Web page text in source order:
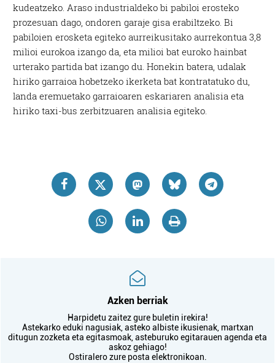
kudeatzeko. Araso industrialdeko bi pabiloi erosteko
prozesuan dago, ondoren garaje gisa erabiltzeko. Bi
pabiloien erosketa egiteko aurreikusitako aurrekontua 3,8
milioi eurokoa izango da, eta milioi bat euroko hainbat
urterako partida bat izango du. Honekin batera, udalak
hiriko garraioa hobetzeko ikerketa bat kontratatuko du,
landa eremuetako garraioaren eskariaren analisia eta
hiriko taxi-bus zerbitzuaren analisia egiteko.
Azken berriak
Harpidetu zaitez gure buletin irekira!
Astekarko eduki nagusiak, asteko albiste ikusienak, martxan
ditugun zozketa eta egitasmoak, asteburuko egitarauen agenda eta
askoz gehiago!
Ostiralero zure posta elektronikoan.